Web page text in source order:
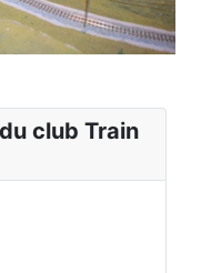
club Train